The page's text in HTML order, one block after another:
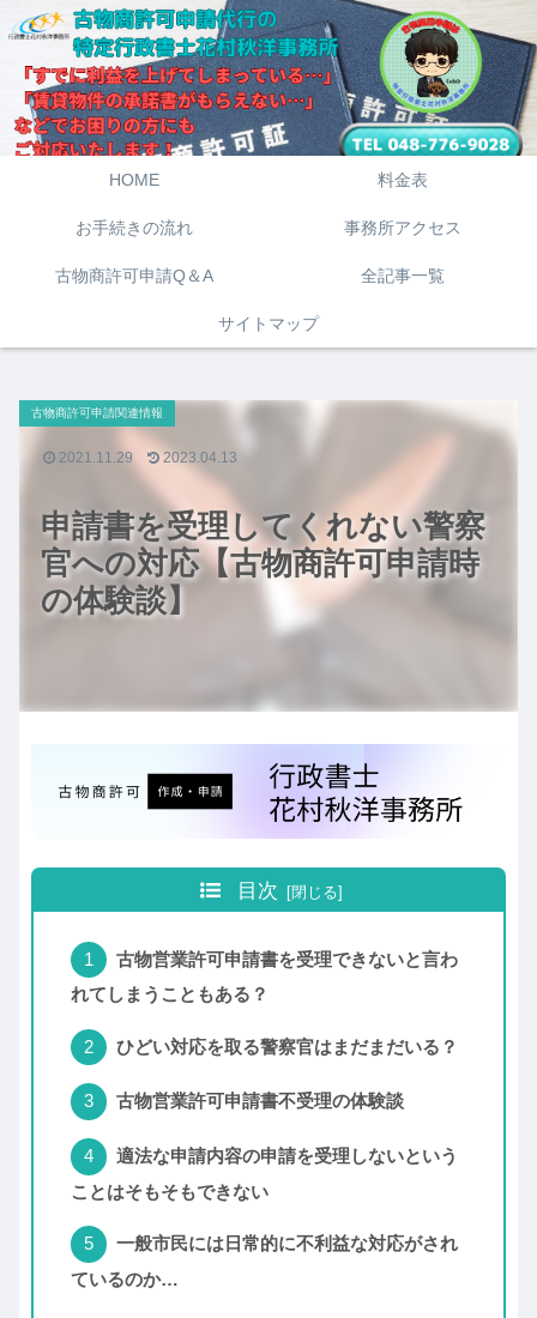
HOME 料金表
お手続きの流れ 事務所アクセス
古物商許可申請Q＆A 全記事一覧
サイトマップ
申請書を受理してくれない警察
官への対応【古物商許可申請時
の体験談】
古物商許可申請関連情報
2021.11.29 2023.04.13
目次
古物営業許可申請書を受理できないと言わ
れてしまうこともある？
ひどい対応を取る警察官はまだまだいる？
古物営業許可申請書不受理の体験談
適法な申請内容の申請を受理しないという
ことはそもそもできない
一般市民には日常的に不利益な対応がされ
ているのか…